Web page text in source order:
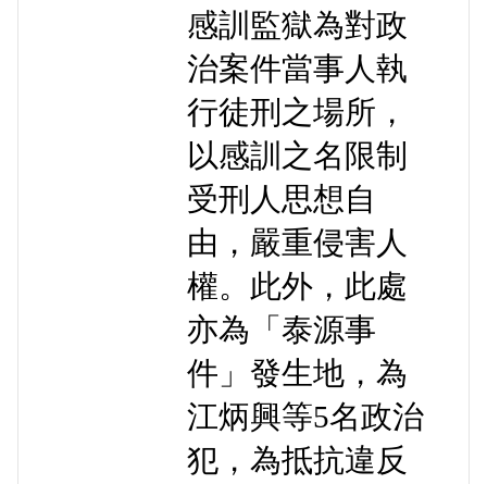
感訓監獄為對政
治案件當事人執
行徒刑之場所，
以感訓之名限制
受刑人思想自
由，嚴重侵害人
權。此外，此處
亦為「泰源事
件」發生地，為
江炳興等5名政治
犯，為抵抗違反